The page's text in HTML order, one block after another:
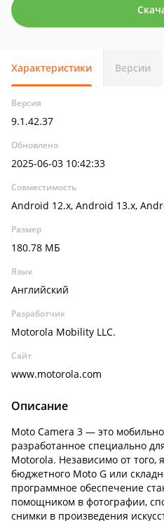
Характеристики Версии
Версия
9.1.42.37
Обновлено
2025-06-03 10:42:33
Совместимость
Android 12.x, Android 13.x,
Размер
180.78 МБ
Язык
Английский
Разработчик
Motorola Mobility LLC.
Сайт
www.motorola.com
Описание
Moto Camera 3 — это
разработанное специально
Motorola. Независимо от того,
бюджетного Moto G или
программное обеспечение
помощником в фотографии,
снимки в произведения